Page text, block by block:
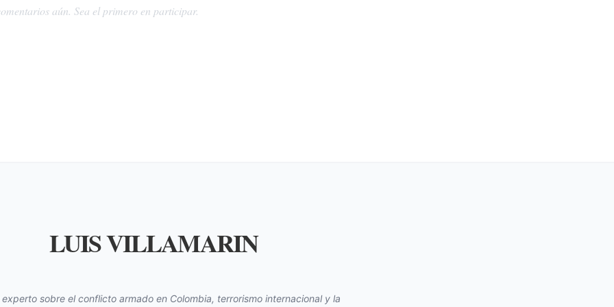
aún. Sea el primero en participar.
LUIS VILLAMARIN
experto sobre el conflicto armado en Colombia, terrorismo internacional y la